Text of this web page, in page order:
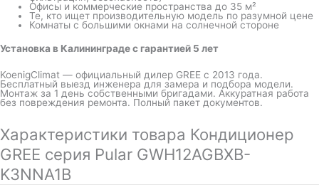
Офисы и коммерческие пространства до 35 м²
Те, кто ищет производительную модель по разумной цене
Комнаты с большими окнами на солнечной стороне
Установка в Калининграде с гарантией 5 лет
KoenigClimat — официальный дилер GREE с 2013 года.
Бесплатный выезд инженера для замера и подбора модели.
Монтаж за 1 день собственными бригадами. Аккуратная работа
без повреждения ремонта. Полный пакет документов.
Характеристики товара Кондиционер
GREE серия Pular GWH12AGBXB-
K3NNA1B